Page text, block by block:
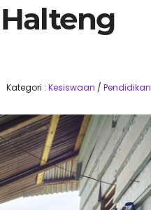
Kategori :Kesiswaan /Pendidikan